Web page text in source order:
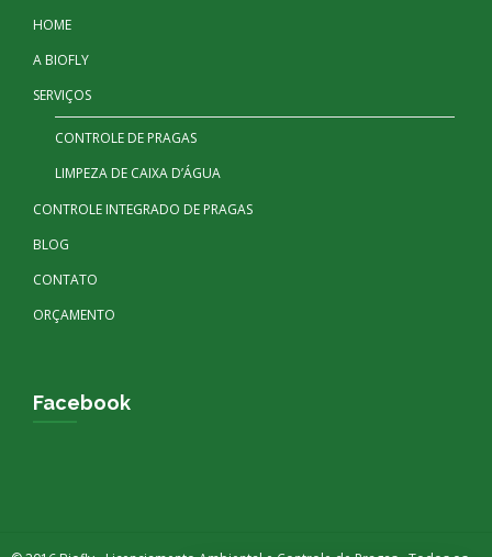
HOME
A BIOFLY
SERVIÇOS
CONTROLE DE PRAGAS
LIMPEZA DE CAIXA D’ÁGUA
CONTROLE INTEGRADO DE PRAGAS
BLOG
CONTATO
ORÇAMENTO
Facebook